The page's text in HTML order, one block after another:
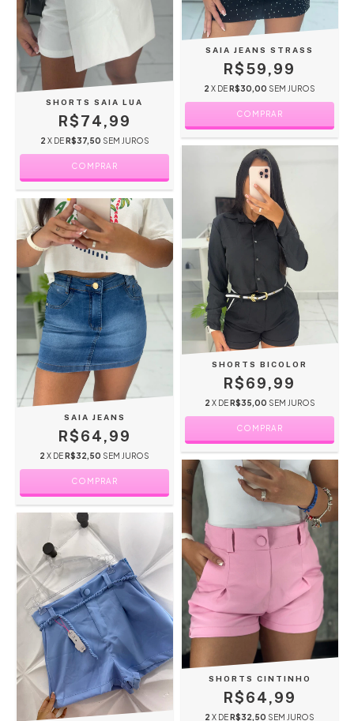
SHORTS SAIA LUA
R$74,99
2 X DE R$37,50 SEM JUROS
COMPRAR
SAIA JEANS STRASS
R$59,99
2 X DE R$30,00 SEM JUROS
COMPRAR
SAIA JEANS
R$64,99
2 X DE R$32,50 SEM JUROS
COMPRAR
SHORTS BICOLOR
R$69,99
2 X DE R$35,00 SEM JUROS
COMPRAR
SHORTS CINTINHO
R$64,99
2 X DE R$32,50 SEM JUROS